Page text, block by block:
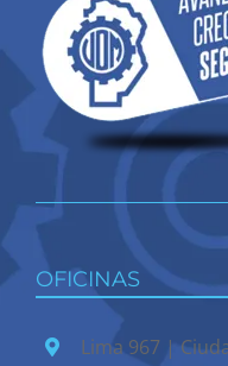
OFICINAS
Lima 967 |